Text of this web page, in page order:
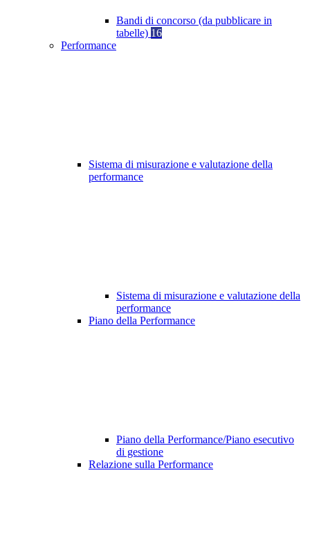
Bandi di concorso (da pubblicare in
tabelle) 16
Performance
Sistema di misurazione e valutazione della
performance
Sistema di misurazione e valutazione della
performance
Piano della Performance
Piano della Performance/Piano esecutivo
di gestione
Relazione sulla Performance